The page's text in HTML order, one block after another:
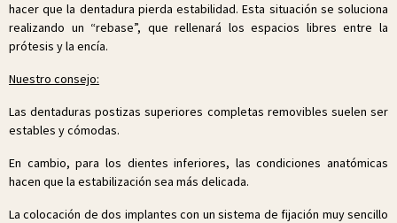
hacer que la dentadura pierda estabilidad. Esta situación se soluciona
realizando un “rebase”, que rellenará los espacios libres entre la
prótesis y la encía.
Nuestro consejo:
Las dentaduras postizas superiores completas removibles suelen ser
estables y cómodas.
En cambio, para los dientes inferiores, las condiciones anatómicas
hacen que la estabilización sea más delicada.
La colocación de dos implantes con un sistema de fijación muy sencillo